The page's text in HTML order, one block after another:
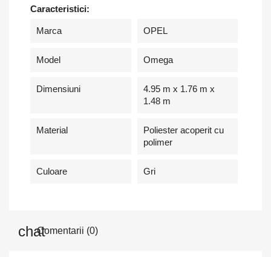
Caracteristici:
Marca OPEL
Model Omega
Dimensiuni
4.95 m x 1.76 m x
1.48 m
Material
Poliester acoperit cu
polimer
Culoare Gri
Comentarii (0)